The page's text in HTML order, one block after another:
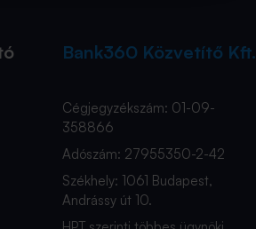
Bank360 Közvetítő Kft.
Cégjegyzékszám: 01-09-
358866
Adószám: 27955350-2-42
Székhely: 1061 Budapest,
Andrássy út 10.